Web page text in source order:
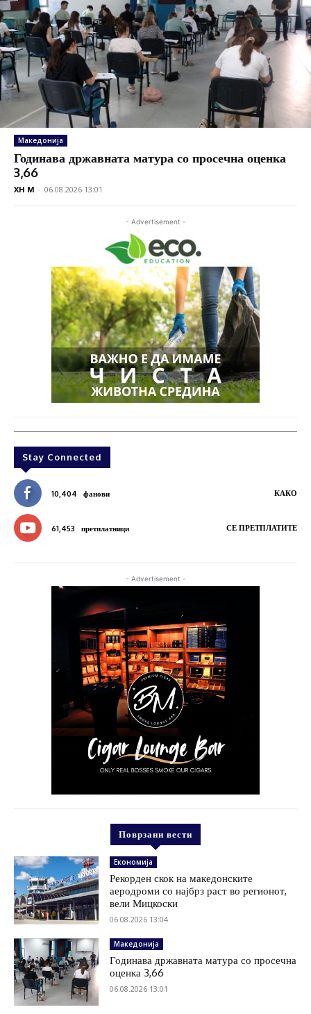
Македонија
Годинава државната матура со просечна оценка
3,66
XH M - 06.08.2026 13:01
- Advertisement -
Stay Connected
10,404 фанови КАКО
61,453 претплатници СЕ ПРЕТПЛАТИТЕ
- Advertisement -
Поврзани вести
Економија
Рекорден скок на македонските
аеродроми со најбрз раст во регионот,
вели Мицкоски
06.08.2026 13:04
Македонија
Годинава државната матура со просечна
оценка 3,66
06.08.2026 13:01